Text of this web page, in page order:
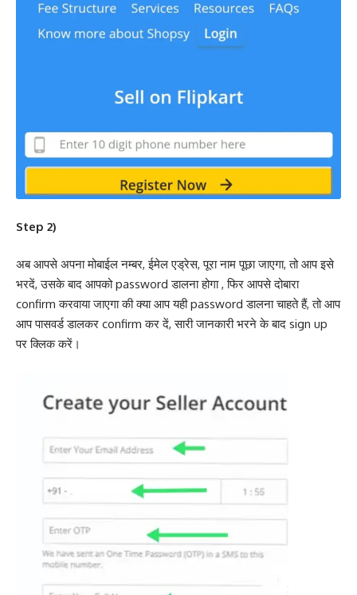
Step 2)
अब आपसे अपना मोबाईल नम्बर, ईमेल एड्रेस, पूरा नाम पूछा जाएगा, तो आप इसे
भरदें, उसके बाद आपको password डालना होगा , फिर आपसे दोबारा
confirm करवाया जाएगा की क्या आप यही password डालना चाहते हैं, तो आप
आप पासवर्ड डालकर confirm कर दें, सारी जानकारी भरने के बाद sign up
पर क्लिक करें।